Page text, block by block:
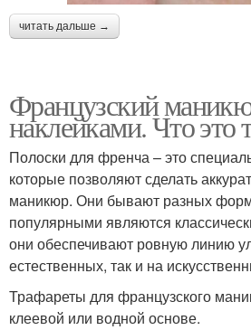
читать дальше →
Французский
наклейками. Что это
Полоски для френча – это
которые позволяют сделать
маникюр. Они бывают разных
популярными являются
они обеспечивают ровную линию
естественных, так и на
Трафареты для французского
клеевой или водной основе.